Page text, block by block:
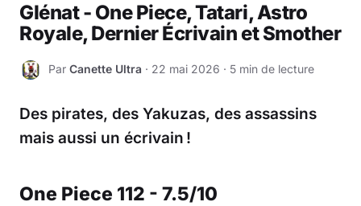
Glénat - One Piece, Tatari, Astro
Royale, Dernier Écrivain et Smother
C Par Canette Ultra · 22 mai 2026 · 5 min de lecture
Des pirates, des Yakuzas, des assassins
mais aussi un écrivain !
One Piece 112 - 7.5/10